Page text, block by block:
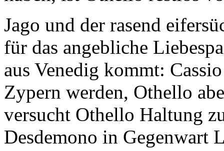
Jago und der rasend
für das angebliche
aus Venedig kommt:
Zypern werden, Othello
versucht Othello Haltung
Desdemono in Gegenwart